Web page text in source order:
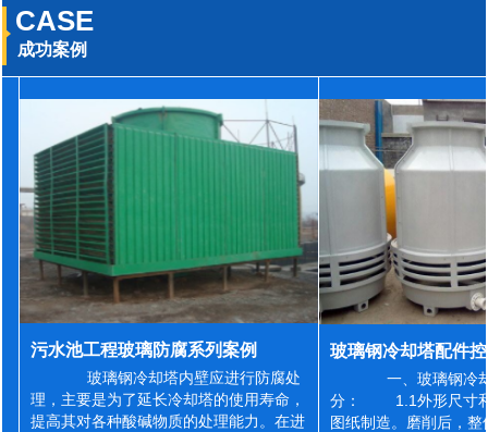
CASE
成功案例
污水池工程玻璃防腐系列案例
玻璃钢冷却塔内壁应进行防腐处
理，主要是为了延长冷却塔的使用寿命，
提高其对各种酸碱物质的处理能力。在进
一、玻璃钢冷
分： 1.1外形尺寸和
图纸制造。磨削后，